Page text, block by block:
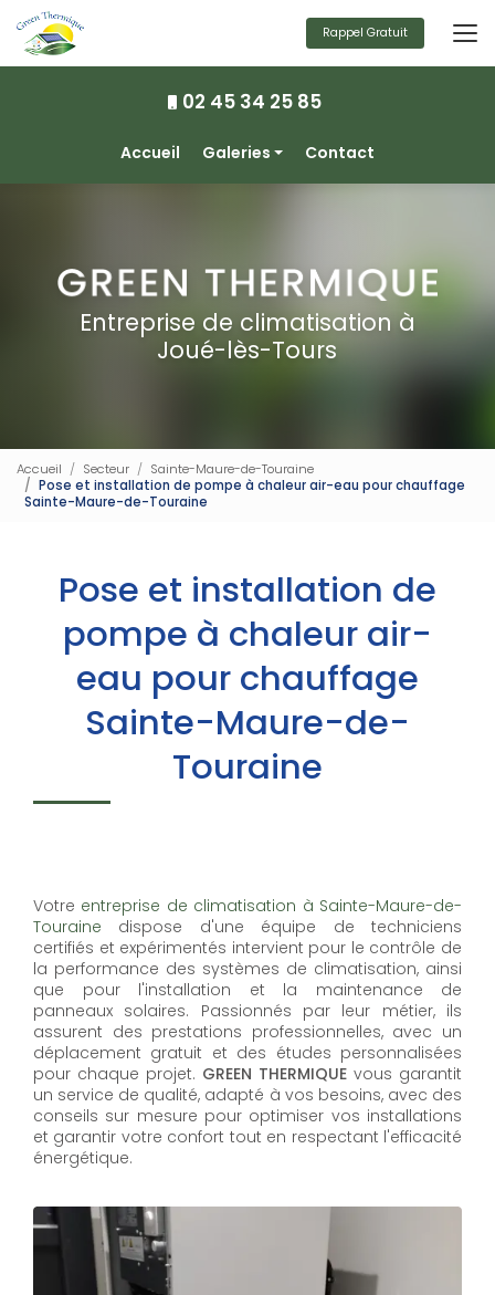
au
contenu
principal
02 45 34 25 85
Accueil
Galeries
Ventilation
Photovoltaïque
Contact
Rappel Gratuit
Entreprise de climatisation à
Joué-lès-Tours
Accueil Secteur
Sainte-Maure-de-Touraine
Pose et installation de pompe à chaleur air-eau pour chauffage
Sainte-Maure-de-Touraine
Pose et installation de
pompe à chaleur air-
eau pour chauffage
Sainte-Maure-de-
Touraine
Votre entreprise de climatisation à Sainte-Maure-de-
Touraine dispose d'une équipe de techniciens
certifiés et expérimentés intervient pour le contrôle de
la performance des systèmes de climatisation, ainsi
que pour l'installation et la maintenance de
panneaux solaires. Passionnés par leur métier, ils
assurent des prestations professionnelles, avec un
déplacement gratuit et des études personnalisées
pour chaque projet. GREEN THERMIQUE vous garantit
un service de qualité, adapté à vos besoins, avec des
conseils sur mesure pour optimiser vos installations
et garantir votre confort tout en respectant l'efficacité
énergétique.